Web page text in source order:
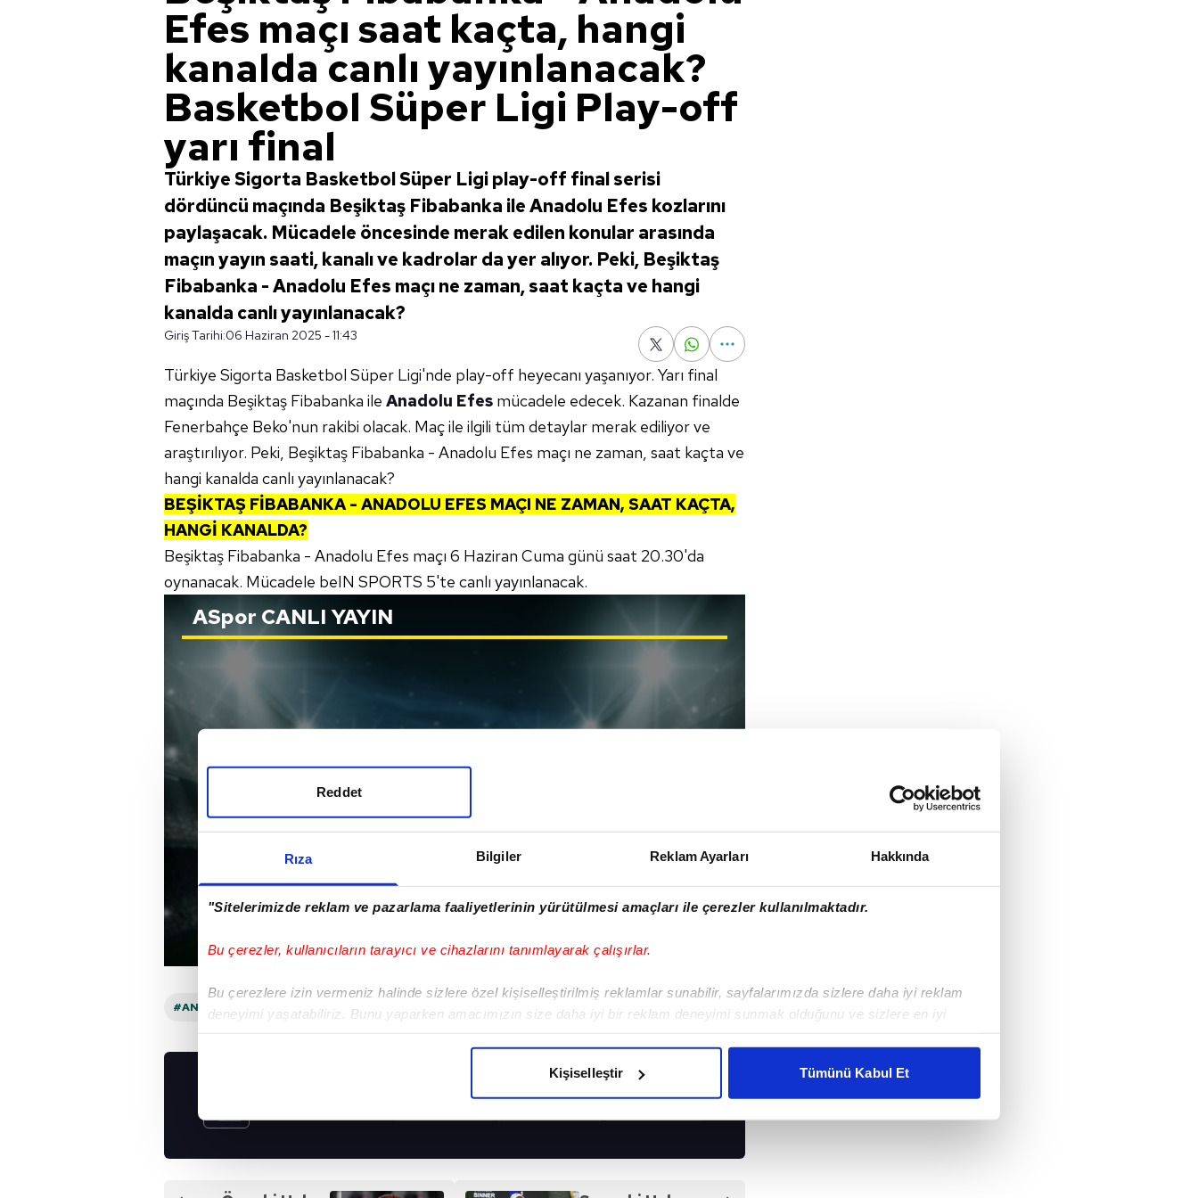
Rıza Bilgiler Reklam Ayarları Hakkında
"Sitelerimizde reklam ve pazarlama faaliyetlerinin yürütülmesi amaçları ile çerezler kullanılmaktadır.
Bu çerezler, kullanıcıların tarayıcı ve cihazlarını tanımlayarak çalışırlar.
Bu çerezlere izin vermeniz halinde sizlere özel kişiselleştirilmiş reklamlar sunabilir, sayfalarımızda sizlere daha iyi reklam
deneyimi yaşatabiliriz. Bunu yaparken amacımızın size daha iyi bir reklam deneyimi sunmak olduğunu ve sizlere en iyi
Her halükârda, kullanıcılar, bu çerezlere izin vermedikleri takdirde, kullanıcılara hedefli reklamlar gösterilmeyecektir."
çerezler vasıtasıyla çeşitli kişisel verileriniz işlenmekte olup gerekli olan çerezler bilgi toplumu hizmetlerinin sunulması
Reddet
Kişiselleştir Tümünü Kabul Et
Efes maçı saat kaçta, hangi
kanalda canlı yayınlanacak?
Basketbol Süper Ligi Play-off
yarı final
Türkiye Sigorta Basketbol Süper Ligi play-off final serisi
dördüncü maçında Beşiktaş Fibabanka ile Anadolu Efes kozlarını
paylaşacak. Mücadele öncesinde merak edilen konular arasında
maçın yayın saati, kanalı ve kadrolar da yer alıyor. Peki, Beşiktaş
Fibabanka - Anadolu Efes maçı ne zaman, saat kaçta ve hangi
kanalda canlı yayınlanacak?
Giriş Tarihi:06 Haziran 2025 - 11:43
Türkiye Sigorta Basketbol Süper Ligi'nde play-off heyecanı yaşanıyor. Yarı final
maçında Beşiktaş Fibabanka ile Anadolu Efes mücadele edecek. Kazanan finalde
Fenerbahçe Beko'nun rakibi olacak. Maç ile ilgili tüm detaylar merak ediliyor ve
araştırılıyor. Peki, Beşiktaş Fibabanka - Anadolu Efes maçı ne zaman, saat kaçta ve
hangi kanalda canlı yayınlanacak?
BEŞİKTAŞ FİBABANKA - ANADOLU EFES MAÇI NE ZAMAN, SAAT KAÇTA,
HANGİ KANALDA?
Beşiktaş Fibabanka - Anadolu Efes maçı 6 Haziran Cuma günü saat 20.30'da
oynanacak. Mücadele beIN SPORTS 5'te canlı yayınlanacak.
ASporCANLI YAYIN
#ANADOLU EFES